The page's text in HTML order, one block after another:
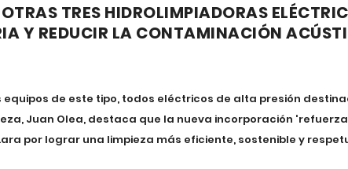
TRES HIDROLIMPIADORAS
Y REDUCIR LA CONTAMINACIÓN
de este tipo, todos eléctricos de alta presión
Juan Olea, destaca que la nueva incorporación
por lograr una limpieza más eficiente, sostenible y